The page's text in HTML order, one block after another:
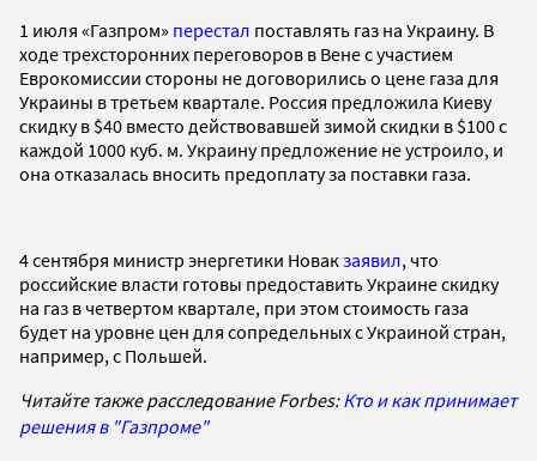
1 июля «Газпром» перестал поставлять газ на Украину. В
ходе трехсторонних переговоров в Вене с участием
Еврокомиссии стороны не договорились о цене газа для
Украины в третьем квартале. Россия предложила Киеву
скидку в $40 вместо действовавшей зимой скидки в $100 с
каждой 1000 куб. м. Украину предложение не устроило, и
она отказалась вносить предоплату за поставки газа.
4 сентября министр энергетики Новакзаявил, что
российские власти готовы предоставить Украине скидку
на газ в четвертом квартале, при этом стоимость газа
будет на уровне цен для сопредельных с Украиной стран,
например, с Польшей.
Читайте также расследование Forbes:Кто и как принимает
решения в "Газпроме"